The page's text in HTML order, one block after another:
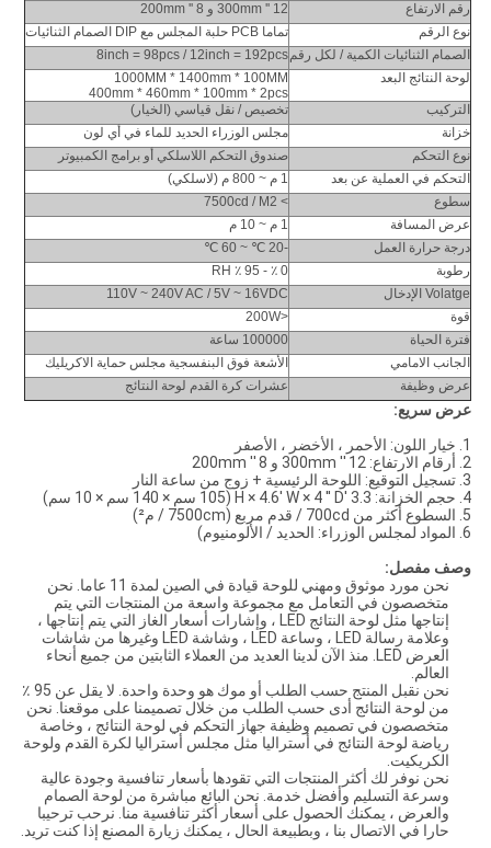
رقم الارتفاع
12 '' 300mm و 8 '' 200mm
نوع الرقم
تماما PCB حلبة المجلس مع DIP الصمام الثنائيات
الصمام الثنائيات الكمية / لكل رقم8inch = 98pcs / 12inch = 192pcs
لوحة النتائج البعد
1000MM * 1400mm * 100MM
400mm * 460mm * 100mm * 2pcs
التركيب
تخصيص / نقل قياسي (الخيار)
خزانة
مجلس الوزراء الحديد للماء في أي لون
نوع التحكم
صندوق التحكم اللاسلكي أو برامج الكمبيوتر
التحكم في العملية عن بعد
1 م ~ 800 م (لاسلكي)
سطوع
> 7500cd / M2
عرض المسافة
1 م ~ 10 م
درجة حرارة العمل
-20 ℃ ~ 60 ℃
رطوبة
0 ٪ - 95 ٪ RH
Volatge الإدخال
110V ~ 240V AC / 5V ~ 16VDC
قوة
<200W
فترة الحياة
100000 ساعة
الجانب الامامي
الأشعة فوق البنفسجية مجلس حماية الاكريليك
عرض وظيفة
عشرات كرة القدم لوحة النتائج
عرض سريع:
1. خيار اللون: الأحمر ، الأخضر ، الأصفر
2. أرقام الارتفاع: 12 '' 300mm و 8 '' 200mm
3. تسجيل التوقيع: اللوحة الرئيسية + زوج من ساعة النار
4. حجم الخزانة: 3.3 'H × 4.6' W × 4 '' D (105 سم × 140 سم × 10 سم)
5. السطوع أكثر من 700cd / قدم مربع (7500cm / م²)
6. المواد لمجلس الوزراء: الحديد / الألومنيوم)
وصف مفصل:
نحن مورد موثوق ومهني للوحة قيادة في الصين لمدة 11 عاما. نحن
متخصصون في التعامل مع مجموعة واسعة من المنتجات التي يتم
إنتاجها مثل لوحة النتائج LED ، وإشارات أسعار الغاز التي يتم إنتاجها ،
وعلامة رسالة LED ، وساعة LED ، وشاشة LED وغيرها من شاشات
العرض LED. منذ الآن لدينا العديد من العملاء الثابتين من جميع أنحاء
العالم.
نحن نقبل المنتج حسب الطلب أو موك هو وحدة واحدة. لا يقل عن 95 ٪
من لوحة النتائج أدى حسب الطلب من خلال تصميمنا على موقعنا. نحن
متخصصون في تصميم وظيفة جهاز التحكم في لوحة النتائج ، وخاصة
رياضة لوحة النتائج في أستراليا مثل مجلس أستراليا لكرة القدم ولوحة
الكريكيت.
نحن نوفر لك أكثر المنتجات التي تقودها بأسعار تنافسية وجودة عالية
وسرعة التسليم وأفضل خدمة. نحن البائع مباشرة من لوحة الصمام
والعرض ، يمكنك الحصول على أسعار أكثر تنافسية منا. نرحب ترحيبا
حارا في الاتصال بنا ، وبطبيعة الحال ، يمكنك زيارة المصنع إذا كنت تريد.